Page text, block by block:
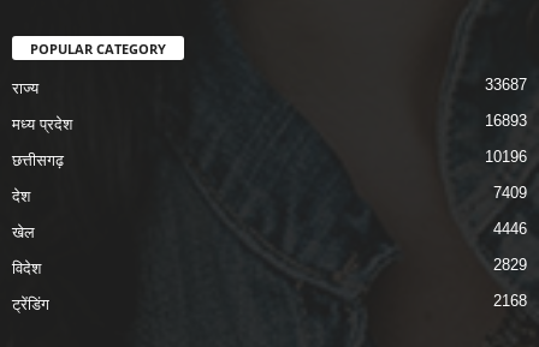
POPULAR CATEGORY
राज्य 33687
मध्य प्रदेश 16893
छत्तीसगढ़ 10196
देश 7409
खेल 4446
विदेश 2829
ट्रेंडिंग 2168